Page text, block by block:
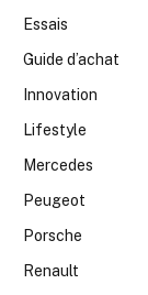
Essais
Guide d’achat
Innovation
Lifestyle
Mercedes
Peugeot
Porsche
Renault